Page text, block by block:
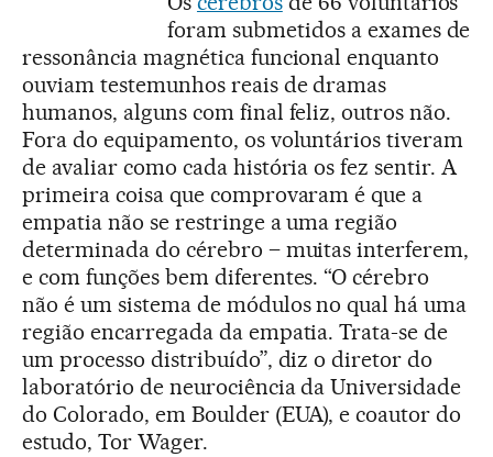
foram submetidos a exames de
ressonância magnética funcional enquanto
ouviam testemunhos reais de dramas
humanos, alguns com final feliz, outros não.
Fora do equipamento, os voluntários tiveram
de avaliar como cada história os fez sentir. A
primeira coisa que comprovaram é que a
empatia não se restringe a uma região
determinada do cérebro – muitas interferem,
e com funções bem diferentes. “O cérebro
não é um sistema de módulos no qual há uma
região encarregada da empatia. Trata-se de
um processo distribuído”, diz o diretor do
laboratório de neurociência da Universidade
do Colorado, em Boulder (EUA), e coautor do
estudo, Tor Wager.